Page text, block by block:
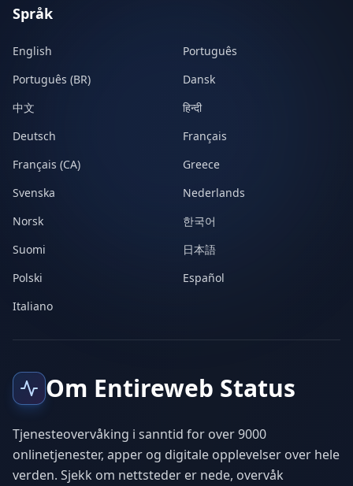
Språk
English
Português
Português (BR)
Dansk
中文
हिन्दी
Deutsch
Français
Français (CA)
Greece
Svenska
Nederlands
Norsk
한국어
Suomi
日本語
Polski
Español
Italiano
Om Entireweb Status
Tjenesteovervåking i sanntid for over 9000
onlinetjenester, apper og digitale opplevelser over hele
verden. Sjekk om nettsteder er nede, overvåk